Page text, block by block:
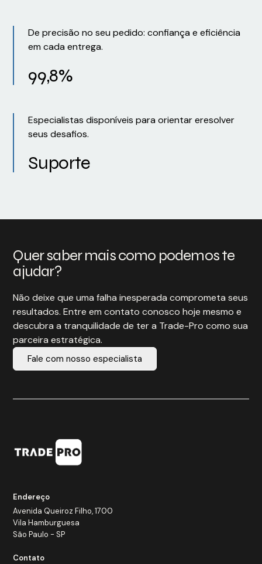
De precisão no seu pedido: confiança e eficiência
em cada entrega.
99,8%
Especialistas disponíveis para orientar eresolver
seus desafios.
Suporte
Quer saber mais como podemos te
ajudar?
Não deixe que uma falha inesperada comprometa seus
resultados. Entre em contato conosco hoje mesmo e
descubra a tranquilidade de ter a Trade-Pro como sua
parceira estratégica.
Fale com nosso especialista
Endereço
Avenida Queiroz Filho, 1700
Vila Hamburguesa
São Paulo - SP
Contato